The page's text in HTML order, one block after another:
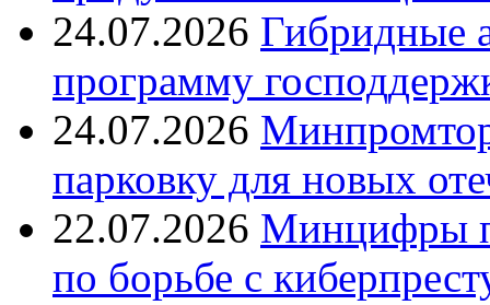
24.07.2026 Гибридные
программу
24.07.2026
парковку для новых
22.07.2026 Минцифры
по борьбе с